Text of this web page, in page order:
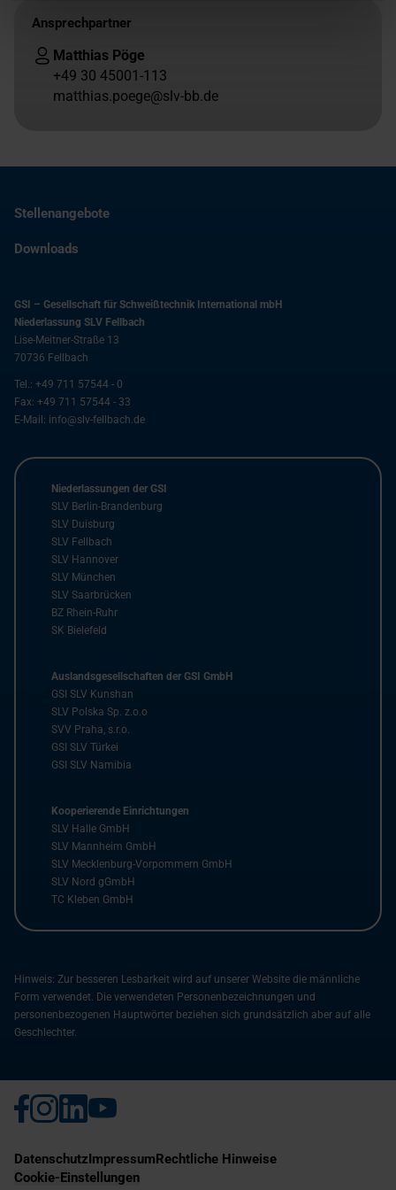
Ansprechpartner
Matthias Pöge
+49 30 45001-113
matthias.poege@slv-bb.de
Stellenangebote
Downloads
GSI – Gesellschaft für Schweißtechnik International mbH
Niederlassung SLV Fellbach
Lise-Meitner-Straße 13
70736 Fellbach
Tel.: +49 711 57544 - 0
Fax: +49 711 57544 - 33
E-Mail: info@slv-fellbach.de
Niederlassungen der GSI
SLV Berlin-Brandenburg
SLV Duisburg
SLV Fellbach
SLV Hannover
SLV München
SLV Saarbrücken
BZ Rhein-Ruhr
SK Bielefeld
Auslandsgesellschaften der GSI GmbH
GSI SLV Kunshan
SLV Polska Sp. z.o.o
SVV Praha, s.r.o.
GSI SLV Türkei
GSI SLV Namibia
Kooperierende Einrichtungen
SLV Halle GmbH
SLV Mannheim GmbH
SLV Mecklenburg-Vorpommern GmbH
SLV Nord gGmbH
TC Kleben GmbH
Hinweis: Zur besseren Lesbarkeit wird auf unserer Website die männliche
Form verwendet. Die verwendeten Personenbezeichnungen und
personenbezogenen Hauptwörter beziehen sich grundsätzlich aber auf alle
Geschlechter.
Datenschutz Impressum Rechtliche Hinweise
Cookie-Einstellungen